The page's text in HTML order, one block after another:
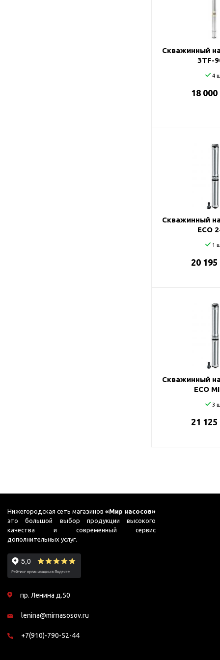
Джилекс
Скважинный
3TF-
4
18 000
Скважинный
ECO
1
20 195
Скважинный
ECO
3
21 125
Нижегородская сеть магазинов«Мир насосов»
это большой выбор продукции высокого
качества и современный сервис
дополнительных услуг.
пр. Ленина д.50
lenina@mirnasosov.ru
+7(910)-790-52-44